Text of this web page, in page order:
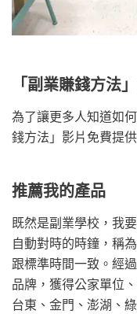
「副業賺錢方法
為了讓更多人知道如
錢方法」影片免費提
推薦我的產品
既然是副業學校，我
自動對時的時鐘，稱
跟標準時間一致。經
品牌，獲得公家單位
台東、金門、澎湖、